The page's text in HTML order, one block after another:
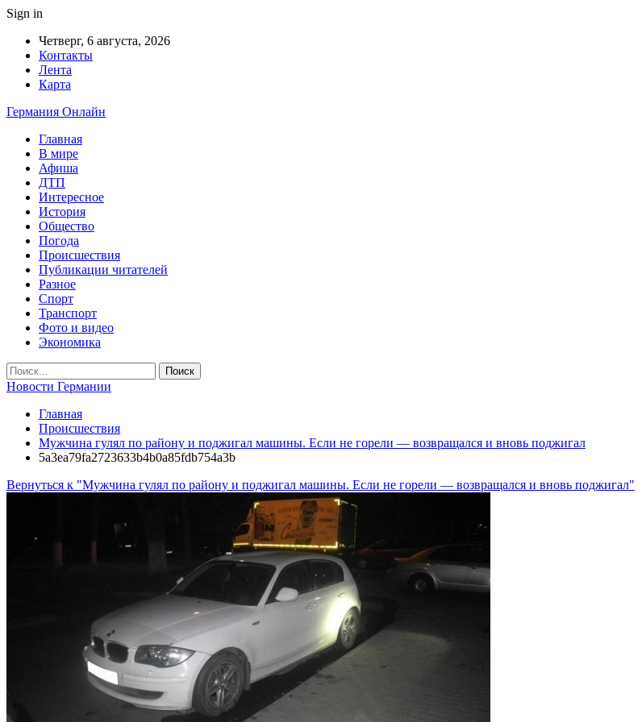
Sign in
Четверг, 6 августа, 2026
Контакты
Лента
Карта
Германия Онлайн
Главная
В мире
Афиша
ДТП
Интересное
История
Общество
Погода
Происшествия
Публикации читателей
Разное
Спорт
Транспорт
Фото и видео
Экономика
Новости Германии
Главная
Происшествия
Мужчина гулял по району и поджигал машины. Если не горели — возвращался и вновь поджигал
5a3ea79fa2723633b4b0a85fdb754a3b
Вернуться к "Мужчина гулял по району и поджигал машины. Если не горели — возвращался и вновь поджигал"